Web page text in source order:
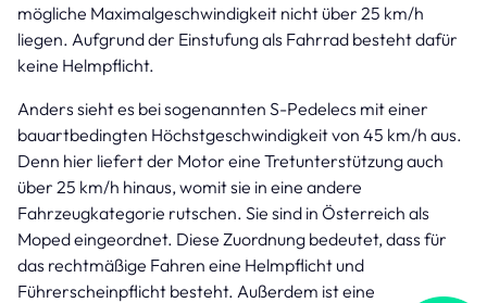
mögliche Maximalgeschwindigkeit nicht über 25 km/h
liegen. Aufgrund der Einstufung als Fahrrad besteht dafür
keine Helmpflicht.
Anders sieht es bei sogenannten S-Pedelecs mit einer
bauartbedingten Höchstgeschwindigkeit von 45 km/h aus.
Denn hier liefert der Motor eine Tretunterstützung auch
über 25 km/h hinaus, womit sie in eine andere
Fahrzeugkategorie rutschen. Sie sind in Österreich als
Moped eingeordnet. Diese Zuordnung bedeutet, dass für
das rechtmäßige Fahren eine Helmpflicht und
Führerscheinpflicht besteht. Außerdem ist eine